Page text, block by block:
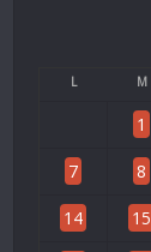
L M
1
7 8
14 15